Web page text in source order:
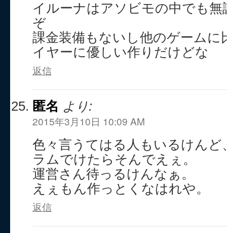
イルーナはアソビモの中でも
ぞ
課金装備もないし他のゲームに
イヤーに優しい作りだけどな
返信
匿名 より:
2015年3月10日 10:09 AM
色々言うてはる人もいるけん
ラムでけたらそんでえぇ。
運営さん待っるけんなぁ。
えぇもん作っとくなはれや。
返信